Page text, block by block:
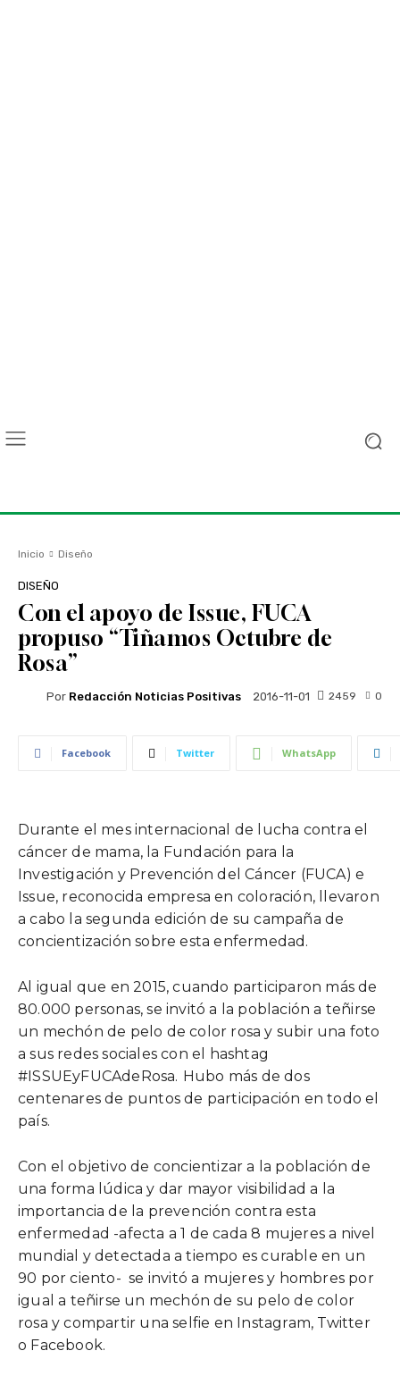
Inicio Diseño
DISEÑO
Con el apoyo de Issue, FUCA
propuso “Tiñamos Octubre de
Rosa”
Por Redacción Noticias Positivas 2016-11-01 0
2459
Facebook Twitter WhatsApp
Durante el mes internacional de lucha contra el
cáncer de mama, la Fundación para la
Investigación y Prevención del Cáncer (FUCA) e
Issue, reconocida empresa en coloración, llevaron
a cabo la segunda edición de su campaña de
concientización sobre esta enfermedad.
Al igual que en 2015, cuando participaron más de
80.000 personas, se invitó a la población a teñirse
un mechón de pelo de color rosa y subir una foto
a sus redes sociales con el hashtag
#ISSUEyFUCAdeRosa. Hubo más de dos
centenares de puntos de participación en todo el
país.
Con el objetivo de concientizar a la población de
una forma lúdica y dar mayor visibilidad a la
importancia de la prevención contra esta
enfermedad -afecta a 1 de cada 8 mujeres a nivel
mundial y detectada a tiempo es curable en un
90 por ciento- se invitó a mujeres y hombres por
igual a teñirse un mechón de su pelo de color
rosa y compartir una selfie en Instagram, Twitter
o Facebook.